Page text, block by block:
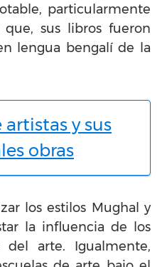
particularmente
sus libros fueron
lengua bengalí de la
artistas y sus
obras
los estilos Mughal y
la influencia de los
del arte. Igualmente,